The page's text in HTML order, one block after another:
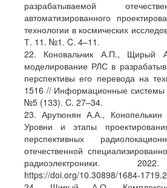
разрабатываемой
автоматизированного
технологии в космических
Т. 11. №1. C. 4–11.
22. Коновальчик А.П., Щирый
моделирование РЛС в
перспективы его перевода на
1516 // Информационные системы
№5 (133). C. 27–34.
23. Арутюнян А.А.,
Уровни и этапы
перспективных
отечественной
https://doi.org/10.30898/1684-